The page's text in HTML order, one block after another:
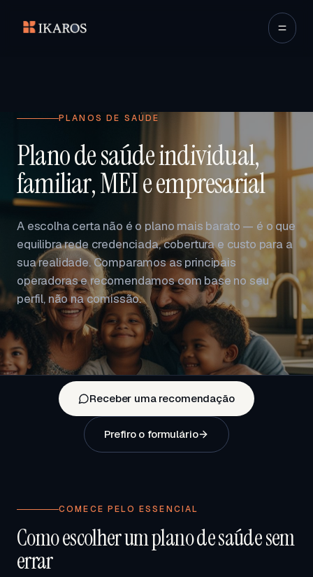
PLANOS DE SAÚDE
Plano de saúde individual,
familiar, MEI e empresarial
A escolha certa não é o plano mais barato — é o que
equilibra rede credenciada, cobertura e custo para a
sua realidade. Comparamos as principais
operadoras e recomendamos com base no seu
perfil, não na comissão.
Receber uma recomendação
Prefiro o formulário
COMECE PELO ESSENCIAL
Como escolher um plano de saúde sem
errar